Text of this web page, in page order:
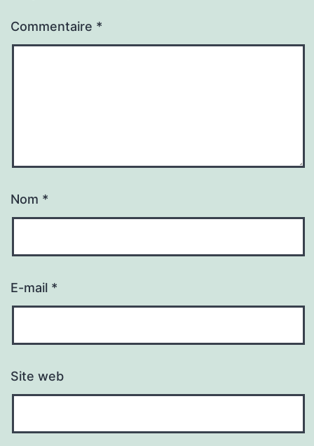
Commentaire *
Nom *
E-mail *
Site web